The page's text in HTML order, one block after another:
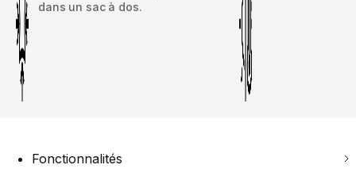
dans un sac à dos.
Fonctionnalités